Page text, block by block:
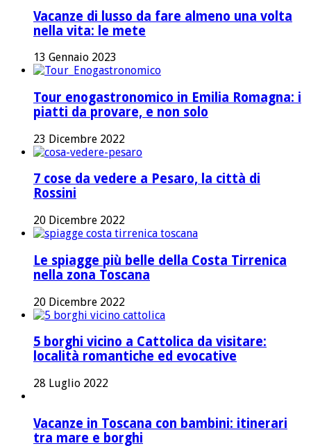
Vacanze di lusso da fare almeno una volta
nella vita: le mete
13 Gennaio 2023
Tour enogastronomico in Emilia Romagna: i
piatti da provare, e non solo
23 Dicembre 2022
7 cose da vedere a Pesaro, la città di
Rossini
20 Dicembre 2022
Le spiagge più belle della Costa Tirrenica
nella zona Toscana
20 Dicembre 2022
5 borghi vicino a Cattolica da visitare:
località romantiche ed evocative
28 Luglio 2022
Vacanze in Toscana con bambini: itinerari
tra mare e borghi